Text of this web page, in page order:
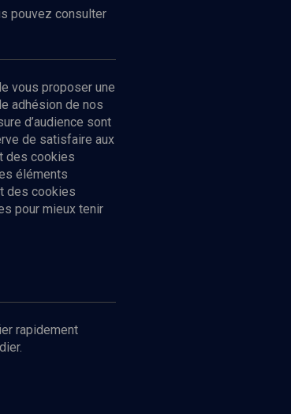
pouvez consulter
vous proposer une
adhésion de nos
d’audience sont
de satisfaire aux
des cookies
éléments
des cookies
pour mieux tenir
rapidement